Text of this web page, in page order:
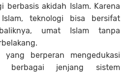
berbasis akidah Islam. Karena
teknologi bisa bersifat
umat Islam tanpa
berperan mengedukasi
berbagai jenjang sistem